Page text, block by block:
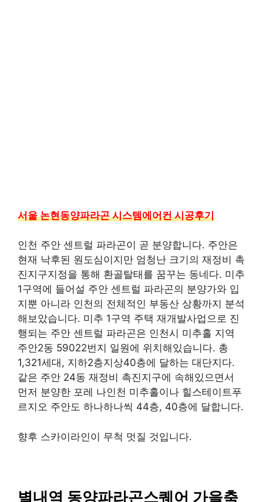
서울 논현동양파라곤 시스템에어컨 시공후기
인천 주안 센트럴 파라곤이 곧 분양합니다. 주안은
현재 낙후된 원도심이지만 엄청난 크기의 재정비 촉
진지구지정을 통해 환골탈태를 꿈꾸는 동네다. 미추
1구역에 들어설 주안 센트럴 파라곤의 분양가와 입
지뿐 아니라 인천의 전체적인 부동산 상황까지 분석
해보았습니다. 미추 1구역 주택 재개발사업으로 진
행되는 주안 센트럴 파라곤은 인천시 미추홀 지역
주안2동 59022번지 일원에 위치해있습니다. 총
1,321세대, 지하2층지상40층에 달하는 대단지다.
같은 주안 24동 재정비 촉진지구에 속해있으면서
먼저 분양한 포레 나인천 미추홀이나 힐스테이트푸
르지오 주안도 하나하나씩 44층, 40층에 달합니다.
향후 스카이라인이 무척 멋질 것입니다.
별내역 동양파라곤스퀘어 가을축